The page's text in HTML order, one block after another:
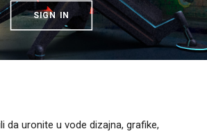
SIGN IN
da uronite u vode dizajna, grafike,